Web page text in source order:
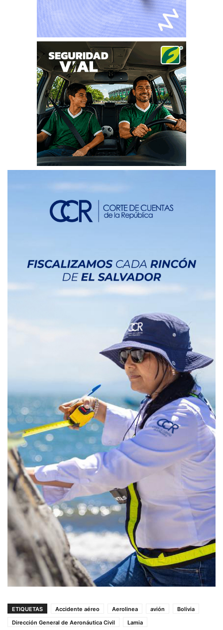
ETIQUETAS Accidente aéreo Aerolinea avión
Bolivia
Dirección General de Aeronáutica Civil
Lamia